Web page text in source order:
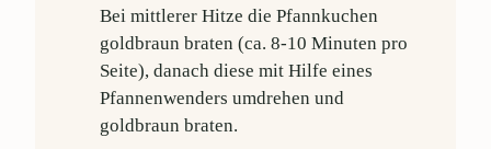
Bei mittlerer Hitze die Pfannkuchen
goldbraun braten (ca. 8-10 Minuten pro
Seite), danach diese mit Hilfe eines
Pfannenwenders umdrehen und
goldbraun braten.